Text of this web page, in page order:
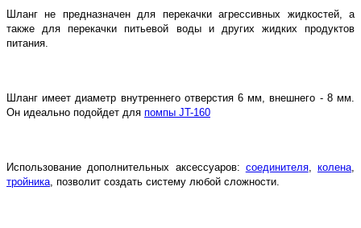
Шланг не предназначен для перекачки агрессивных жидкостей, а
также для перекачки питьевой воды и других жидких продуктов
питания.
Шланг имеет диаметр внутреннего отверстия 6 мм, внешнего - 8 мм.
Он идеально подойдет для помпы JT-160
Использование дополнительных аксессуаров: соединителя, колена
тройника , позволит создать систему любой сложности.